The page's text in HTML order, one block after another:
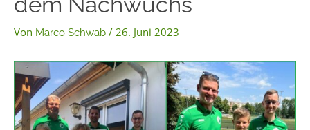
Von Marco Schwab / 26. Juni 2023